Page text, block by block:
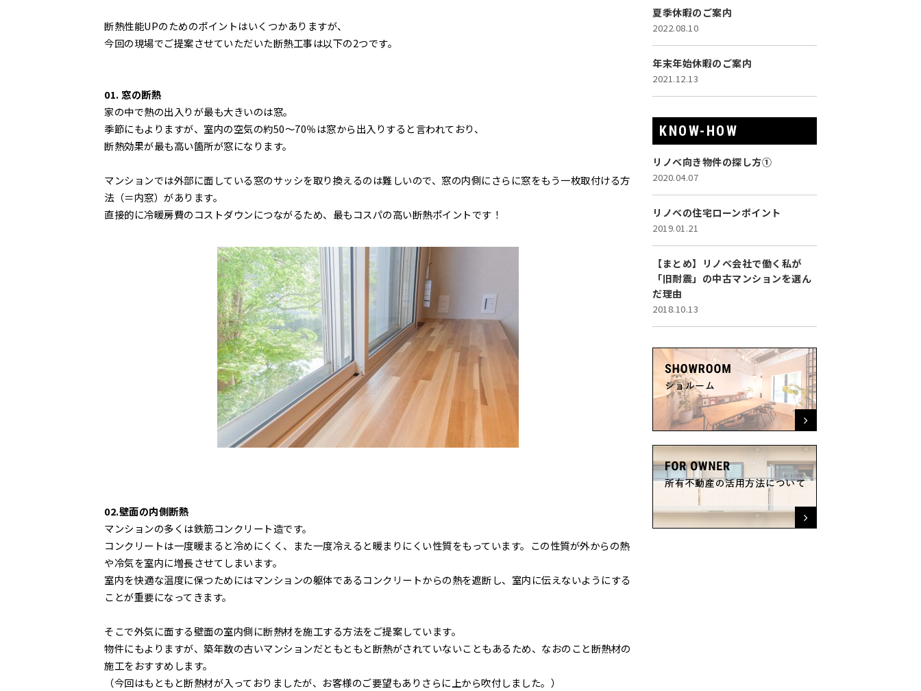
断熱性能UPのためのポイントはいくつかありますが、
今回の現場でご提案させていただいた断熱工事は以下の2つです。
01. 窓の断熱
家の中で熱の出入りが最も大きいのは窓。
季節にもよりますが、室内の空気の約50～70％は窓から出入りすると言われており、
断熱効果が最も高い箇所が窓になります。
マンションでは外部に面している窓のサッシを取り換えるのは難しいので、窓の内側にさらに窓をもう一枚取付ける方
法（＝内窓）があります。
直接的に冷暖房費のコストダウンにつながるため、最もコスパの高い断熱ポイントです！
02.壁面の内側断熱
マンションの多くは鉄筋コンクリート造です。
コンクリートは一度暖まると冷めにくく、また一度冷えると暖まりにくい性質をもっています。この性質が外からの熱
や冷気を室内に増長させてしまいます。
室内を快適な温度に保つためにはマンションの躯体であるコンクリートからの熱を遮断し、室内に伝えないようにする
ことが重要になってきます。
そこで外気に面する壁面の室内側に断熱材を施工する方法をご提案しています。
物件にもよりますが、築年数の古いマンションだともともと断熱がされていないこともあるため、なおのこと断熱材の
施工をおすすめします。
（今回はもともと断熱材が入っておりましたが、お客様のご要望もありさらに上から吹付しました。）
夏季休暇のご案内
2022.08.10
年末年始休暇のご案内
2021.12.13
KNOW-HOW
リノベ向き物件の探し方①
2020.04.07
リノベの住宅ローンポイント
2019.01.21
【まとめ】リノベ会社で働く私が
「旧耐震」の中古マンションを選ん
だ理由
2018.10.13